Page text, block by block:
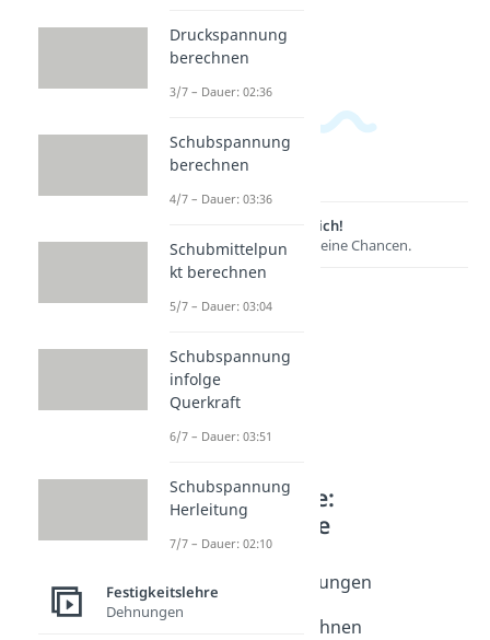
Lernen lohnt sich!
Entdecke hier deine Chancen.
Weitere Inhalte:
Festigkeitslehre
Spannungsarten
Mechanische Spannungen
Zugspannung berechnen
Druckspannung
berechnen
3/7 – Dauer: 02:36
Schubspannung
berechnen
4/7 – Dauer: 03:36
Schubmittelpun
kt berechnen
5/7 – Dauer: 03:04
Schubspannung
infolge
Querkraft
6/7 – Dauer: 03:51
Schubspannung
Herleitung
7/7 – Dauer: 02:10
Festigkeitslehre
Dehnungen